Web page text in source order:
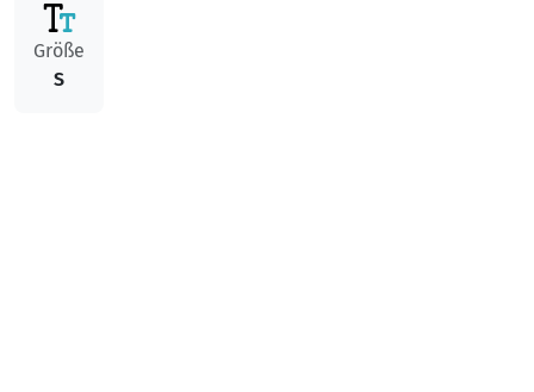
Größe
S